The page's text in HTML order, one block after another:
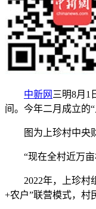
中新网 三明8月1
间。今年二月成立的
图为上珍村中央
“现在全村近万亩林
2022年，上珍村组
+农户”联营模式，村